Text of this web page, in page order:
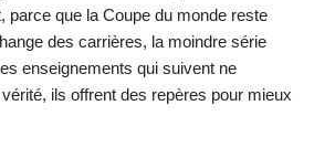
parce que la Coupe du monde reste
des carrières, la moindre série
enseignements qui suivent ne
ils offrent des repères pour mieux